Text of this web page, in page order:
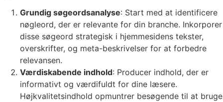
Grundig søgeordsanalyse: Start med at identificere
nøgleord, der er relevante for din branche. Inkorporer
disse søgeord strategisk i hjemmesidens tekster,
overskrifter, og meta-beskrivelser for at forbedre
relevansen.
Værdiskabende indhold: Producer indhold, der er
informativt og værdifuldt for dine læsere.
Højkvalitetsindhold opmuntrer besøgende til at bruge